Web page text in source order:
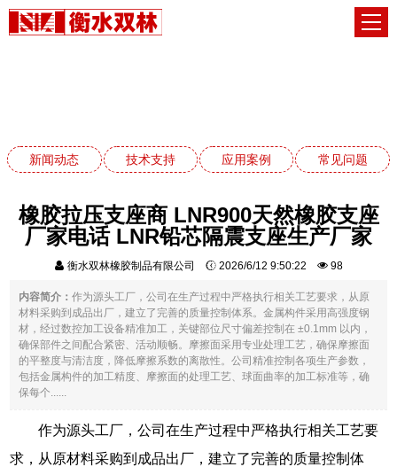
新闻动态 技术支持 应用案例 常见问题
橡胶拉压支座商 LNR900天然橡胶支座
厂家电话 LNR铅芯隔震支座生产厂家
衡水双林橡胶制品有限公司 2026/6/12 9:50:22 98
内容简介：作为源头工厂，公司在生产过程中严格执行相关工艺要求，从原
材料采购到成品出厂，建立了完善的质量控制体系。金属构件采用高强度钢
材，经过数控加工设备精准加工，关键部位尺寸偏差控制在 ±0.1mm 以内，
确保部件之间配合紧密、活动顺畅。摩擦面采用专业处理工艺，确保摩擦面
的平整度与清洁度，降低摩擦系数的离散性。公司精准控制各项生产参数，
包括金属构件的加工精度、摩擦面的处理工艺、球面曲率的加工标准等，确
保每个......
作为源头工厂，公司在生产过程中严格执行相关工艺要
求，从原材料采购到成品出厂，建立了完善的质量控制体